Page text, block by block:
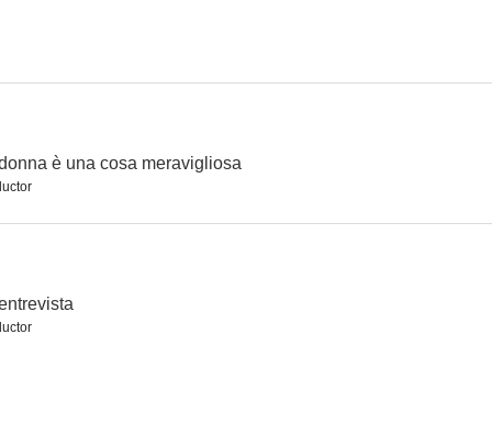
è una cosa meravigliosa